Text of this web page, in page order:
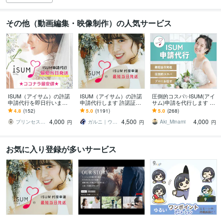
その他（動画編集・映像制作）の人気サービス
ISUM（アイサム）の許諾
申請代行を即日行います
丁寧なご案内での安心の
実績。自作ムービーに曲
入れの悩み解決。
4.8 (152)
プリンセスネット
4,000 円
ISUM（アイサム）の許諾
申請代行します 許諾証発
送。複数曲の申請も承り
ます！JASRAC申請も可
能
5.0 (1191)
ガルニ｜ウェディングムービー＆ギフト
4,500 円
圧倒的コスパ✨ISUM(アイ
サム)申請を代行します 最
短当日発送！圧倒的コス
パ！プロにお任せ！
5.0 (268)
Aki_Minami
4,000 円
お気に入り登録が多いサービス